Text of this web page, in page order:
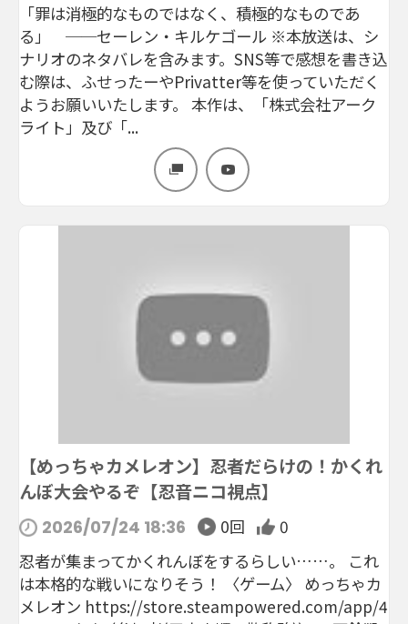
「罪は消極的なものではなく、積極的なものであ
る」 ──セーレン・キルケゴール ※本放送は、シ
ナリオのネタバレを含みます。SNS等で感想を書き込
む際は、ふせったーやPrivatter等を使っていただく
ようお願いいたします。 本作は、「株式会社アーク
ライト」及び「...
【めっちゃカメレオン】忍者だらけの！かくれ
んぼ大会やるぞ【忍音ニコ視点】
2026/07/24 18:36 0回
0
忍者が集まってかくれんぼをするらしい……。 これ
は本格的な戦いになりそう！ 〈ゲーム〉 めっちゃカ
メレオン https://store.steampowered.com/app/4